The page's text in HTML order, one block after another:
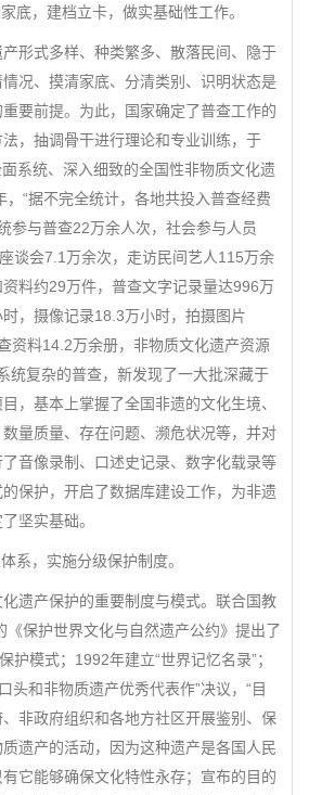
，建档立卡，做实基础性工作。
式多样、种类繁多、散落民间、隐于
况、摸清家底、分清类别、识明状态是
要前提。为此，国家确定了普查工作的
，抽调骨干进行理论和专业训练，于
系统、深入细致的全国性非物质文化遗
“据不完全统计，各地共投入普查经费
参与普查22万余人次，社会参与人员
谈会7.1万余次，走访民间艺人115万余
料约29万件，普查文字记录量达996万
，摄像记录18.3万小时，拍摄图片
资料14.2万余册，非物质文化遗产资源
统复杂的普查，新发现了一大批深藏于
，基本上掌握了全国非遗的文化生境、
量质量、存在问题、濒危状况等，并对
音像录制、口述史记录、数字化载录等
保护，开启了数据库建设工作，为非遗
坚实基础。
，实施分级保护制度。
产保护的重要制度与模式。联合国教
保护世界文化与自然遗产公约》提出了
护模式；1992年建立“世界记忆名录”；
头和非物质遗产优秀代表作”决议，“目
非政府组织和各地方社区开展鉴别、保
遗产的活动，因为这种遗产是各国人民
它能够确保文化特性永存；宣布的目的